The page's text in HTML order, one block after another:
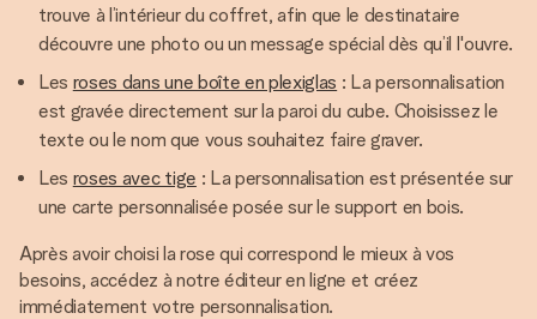
trouve à l’intérieur du coffret, afin que le destinataire
découvre une photo ou un message spécial dès qu’il l'ouvre.
Les roses dans une boîte en plexiglas : La personnalisation
est gravée directement sur la paroi du cube. Choisissez le
texte ou le nom que vous souhaitez faire graver.
Les roses avec tige : La personnalisation est présentée sur
une carte personnalisée posée sur le support en bois.
Après avoir choisi la rose qui correspond le mieux à vos
besoins, accédez à notre éditeur en ligne et créez
immédiatement votre personnalisation.